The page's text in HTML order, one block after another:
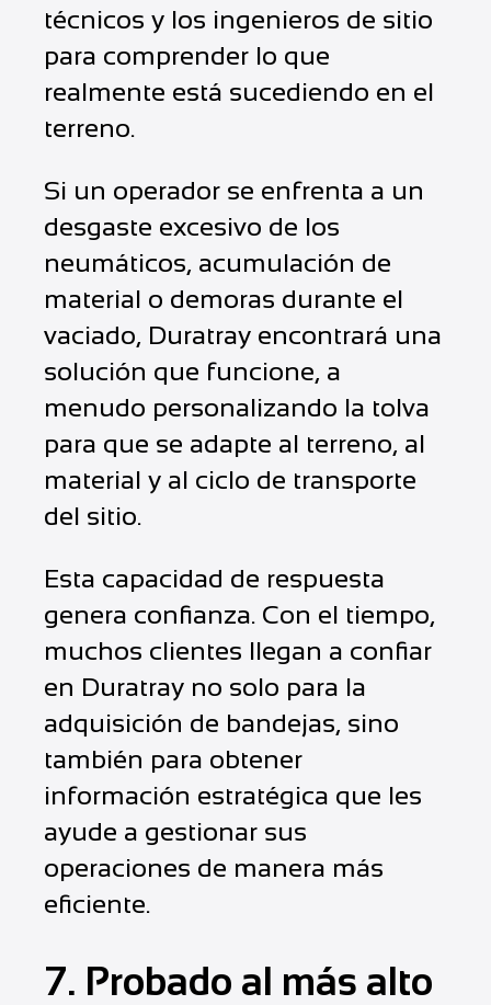
técnicos y los ingenieros de sitio
para comprender lo que
realmente está sucediendo en el
terreno.
Si un operador se enfrenta a un
desgaste excesivo de los
neumáticos, acumulación de
material o demoras durante el
vaciado, Duratray encontrará una
solución que funcione, a
menudo personalizando la tolva
para que se adapte al terreno, al
material y al ciclo de transporte
del sitio.
Esta capacidad de respuesta
genera confianza. Con el tiempo,
muchos clientes llegan a confiar
en Duratray no solo para la
adquisición de bandejas, sino
también para obtener
información estratégica que les
ayude a gestionar sus
operaciones de manera más
eficiente.
7. Probado al más alto